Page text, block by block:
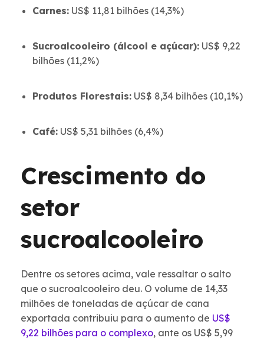
Carnes: US$ 11,81 bilhões (14,3%)
Sucroalcooleiro (álcool e açúcar): US$ 9,22
bilhões (11,2%)
Produtos Florestais: US$ 8,34 bilhões (10,1%)
Café: US$ 5,31 bilhões (6,4%)
Crescimento do
setor
sucroalcooleiro
Dentre os setores acima, vale ressaltar o salto
que o sucroalcooleiro deu. O volume de 14,33
milhões de toneladas de açúcar de cana
exportada contribuiu para o aumento de US$
9,22 bilhões para o complexo, ante os US$ 5,99